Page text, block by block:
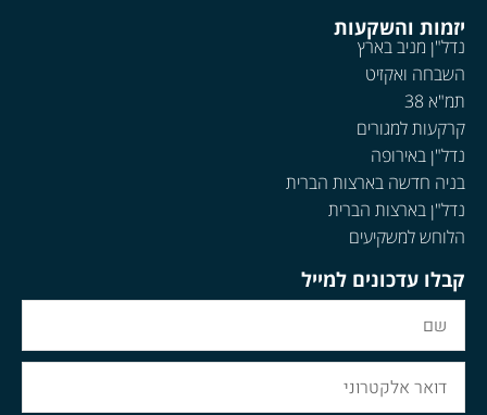
יזמות והשקעות
נדל"ן מניב בארץ
השבחה ואקזיט
תמ"א 38
קרקעות למגורים
נדל"ן באירופה
בניה חדשה בארצות הברית
נדל"ן בארצות הברית
הלוחש למשקיעים
קבלו עדכונים למייל